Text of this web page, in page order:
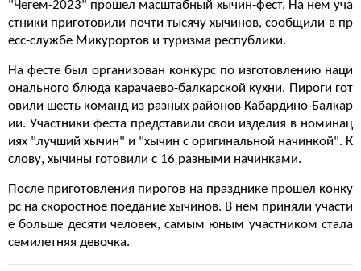
"Чегем-2023" прошел масштабный хычин-фест. На нем уча
стники приготовили почти тысячу хычинов, сообщили в пр
есс-службе Микурортов и туризма республики.
На фесте был организован конкурс по изготовлению наци
онального блюда карачаево-балкарской кухни. Пироги гот
овили шесть команд из разных районов Кабардино-Балкар
ии. Участники феста представили свои изделия в номинац
иях "лучший хычин" и "хычин с оригинальной начинкой". К
слову, хычины готовили с 16 разными начинками.
После приготовления пирогов на празднике прошел конку
рс на скоростное поедание хычинов. В нем приняли участи
е больше десяти человек, самым юным участником стала
семилетняя девочка.